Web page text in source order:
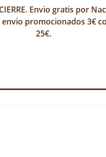
Envio gratis por
promocionados 3€
25€.